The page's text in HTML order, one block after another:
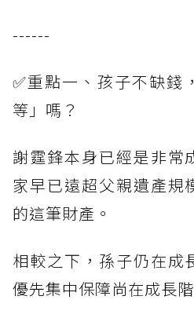
------
✅重點一、孩子不缺錢
等」嗎？
謝霆鋒本身已經是非常
家早已遠超父親遺產規
的這筆財產。
相較之下，孫子仍在成
優先集中保障尚在成長